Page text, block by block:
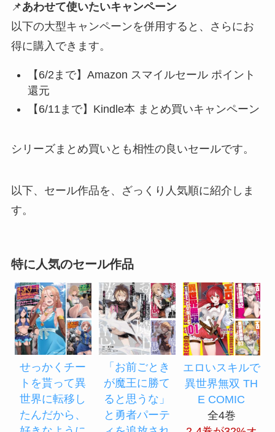
📌あわせて使いたいキャンペーン
以下の大型キャンペーンを併用すると、さらにお
得に購入できます。
【6/2まで】Amazon スマイルセール ポイント
還元
【6/11まで】Kindle本 まとめ買いキャンペーン
シリーズまとめ買いとも相性の良いセールです。
以下、セール作品を、ざっくり人気順に紹介しま
す。
特に人気のセール作品
せっかくチー
トを貰って異
世界に転移し
たんだから、
「お前ごとき
が魔王に勝て
ると思うな」
と勇者パーテ
エロいスキルで
異世界無双 TH
E COMIC
全4巻